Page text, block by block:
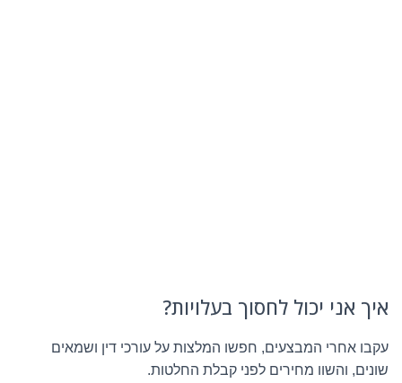
איך אני יכול לחסוך בעלויות?
עקבו אחרי המבצעים, חפשו המלצות על עורכי דין ושמאים
שונים, והשוו מחירים לפני קבלת החלטות.